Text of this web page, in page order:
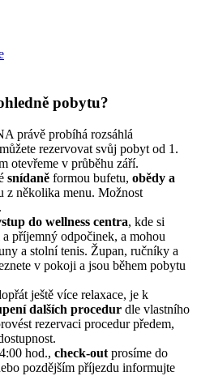
pobytu?
právě probíhá rozsáhlá
rezervovat svůj pobyt od 1.
otevřeme v průběhu září.
snídaně formou bufetu, obědy a
z několika menu. Možnost
do wellness centra, kde si
příjemný odpočinek, a mohou
a stolní tenis. Župan, ručníky a
v pokoji a jsou během pobytu
ještě více relaxace, je k
dalších procedur dle vlastního
rezervaci procedur předem,
hod., check-out prosíme do
pozdějším příjezdu informujte